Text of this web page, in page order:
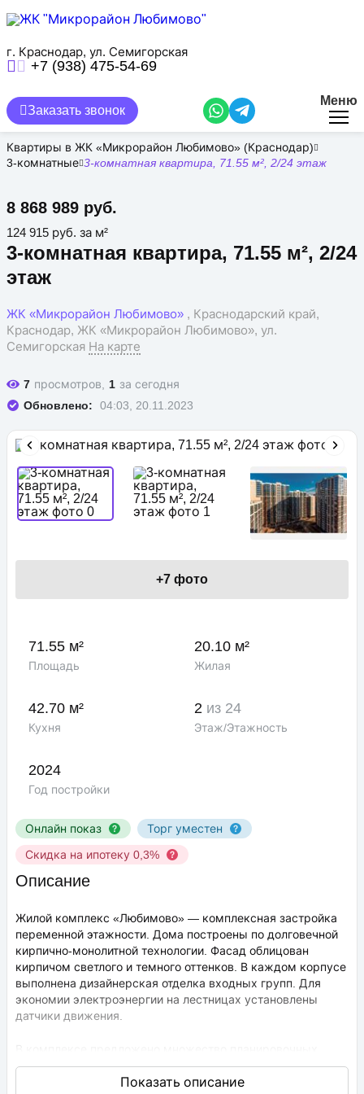
содержанию
г. Краснодар, ул. Семигорская
+7 (938) 475-54-69
Заказать звонок
Меню
Квартиры в ЖК «Микрорайон Любимово» (Краснодар)
3-комнатные 3-комнатная квартира, 71.55 м², 2/24 этаж
3-комнатная квартира, 71.55 м², 2/24
этаж
8 868 989 руб.
ЖК «Микрорайон Любимово» , Краснодарский край,
Краснодар, ЖК «Микрорайон Любимово», ул.
Семигорская На карте
124 915 руб. за м²
7 просмотров, 1 за сегодня
Обновлено:
04:03, 20.11.2023
Онлайн показ
Торг уместен
Скидка на ипотеку 0,3%
+7 фото
71.55 м²
Площадь
20.10 м²
Жилая
42.70 м²
Кухня
2 из 24
Этаж/Этажность
2024
Год постройки
Описание
Жилой комплекс «Любимово» — комплексная застройка
переменной этажности. Дома построены по долговечной
кирпично-монолитной технологии. Фасад облицован
кирпичом светлого и темного оттенков. В каждом корпусе
выполнена дизайнерская отделка входных групп. Для
экономии электроэнергии на лестницах установлены
датчики движения.
решений: в наличии квартиры, как классического типа,
так и европланировки. Они сдаются с подчистовой